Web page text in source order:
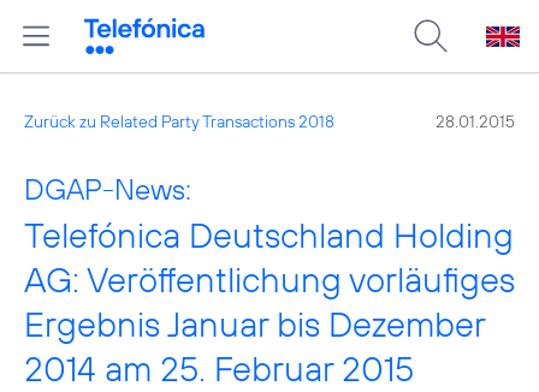
Zurück zu Related Party Transactions 2018 28.01.2015
DGAP-News:
Telefónica Deutschland Holding
AG: Veröffentlichung vorläufiges
Ergebnis Januar bis Dezember
2014 am 25. Februar 2015